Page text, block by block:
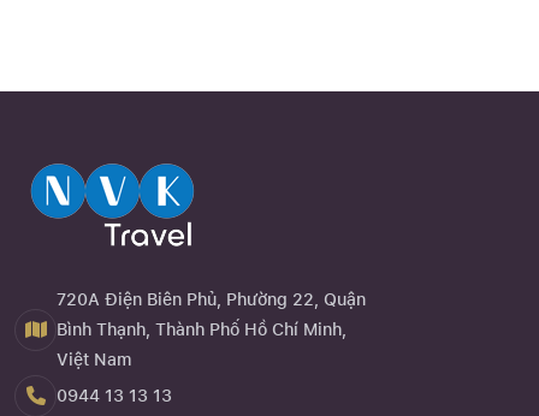
720A Điện Biên Phủ, Phường 22, Quận
Bình Thạnh, Thành Phố Hồ Chí Minh,
Việt Nam
0944 13 13 13